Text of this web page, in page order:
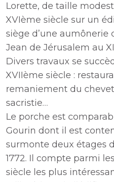
Lorette, de taille
XVIème siècle sur un
siège d’une aumônerie
Jean de Jérusalem au
Divers travaux se
XVIIème siècle :
remaniement du
sacristie…
Le porche est
Gourin dont il est
surmonte deux étages
1772. Il compte parmi
siècle les plus